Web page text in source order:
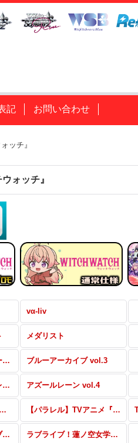
記 お問い合わせ
ッチ』
ォッチ』
vα-liv
メダリスト
【パラレル】ブルーアーカイブ vol.3 ブルーアーカイブ vol.3
【パラレル】アズールレーン vol.4 アズールレーン vol.4
始める異世界生活 vol.2 【パラレル】TVアニメ『ウィッチウォッチ』
【パラレル】ラブライブ！蓮ノ空女学院スクールアイドルクラブ vol.2 ラブライブ！蓮ノ空女学院スクールアイドルクラブ vol.2